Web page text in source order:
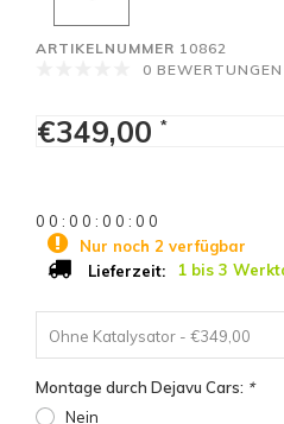
ARTIKELNUMMER 10862
0 BEWERTUNGEN
€349,00 *
0 0 : 0 0 : 0 0 : 0 0
Nur noch 2 verfügbar
Lieferzeit:
1 bis 3
Ohne Katalysator - €349,00
Montage durch Dejavu Cars: *
Nein